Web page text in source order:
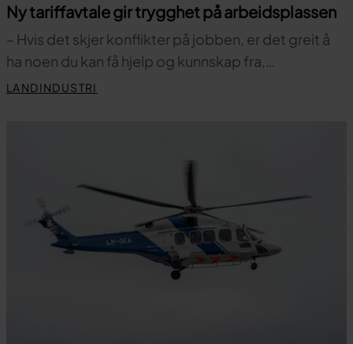
Ny tariffavtale gir trygghet på arbeidsplassen
– Hvis det skjer konflikter på jobben, er det greit å
ha noen du kan få hjelp og kunnskap fra,…
LANDINDUSTRI